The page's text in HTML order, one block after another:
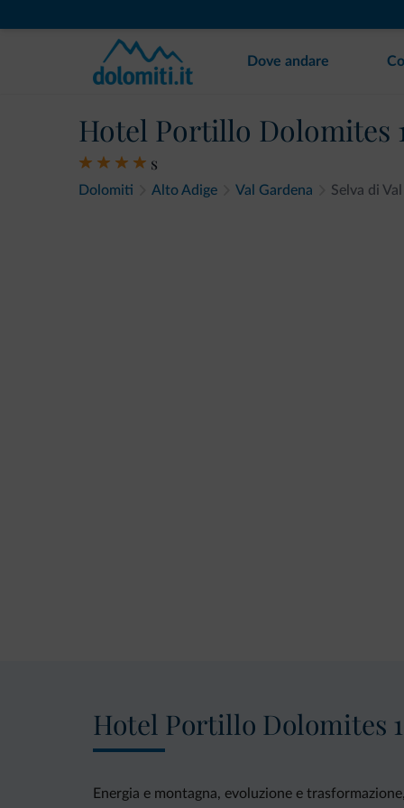
Dove andare
Hotel Portillo Dolomites
s
Dolomiti Alto Adige Val Gardena Selva di
Hotel Portillo Dolomites
Energia e montagna, evoluzione e